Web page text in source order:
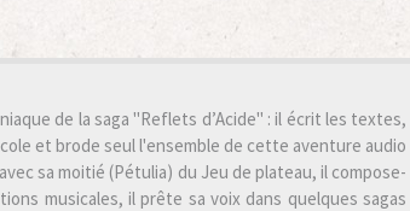
de la saga "Reflets d’Acide" : il écrit les textes,
et brode seul l'ensemble de cette aventure audio
sa moitié (Pétulia) du Jeu de plateau, il compose-
musicales, il prête sa voix dans quelques sagas